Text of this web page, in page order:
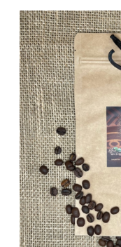
G
o
u
s
d
e
v
a
n
i
l
l